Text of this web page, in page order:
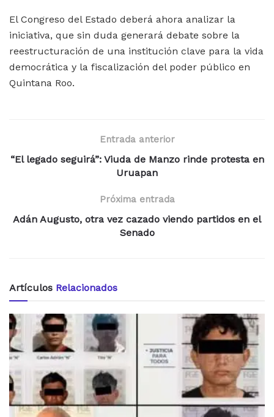
El Congreso del Estado deberá ahora analizar la
iniciativa, que sin duda generará debate sobre la
reestructuración de una institución clave para la vida
democrática y la fiscalización del poder público en
Quintana Roo.
Entrada anterior
“El legado seguirá”: Viuda de Manzo rinde protesta en
Uruapan
Próxima entrada
Adán Augusto, otra vez cazado viendo partidos en el
Senado
Artículos Relacionados